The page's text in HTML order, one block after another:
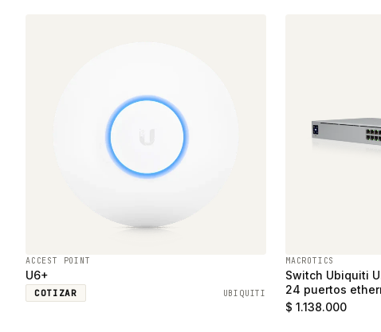
ACCEST POINT
U6+
COTIZAR UBIQUITI
MACROTICS
Switch Ubiquiti
24 puertos
SFP
$ 1.138.000